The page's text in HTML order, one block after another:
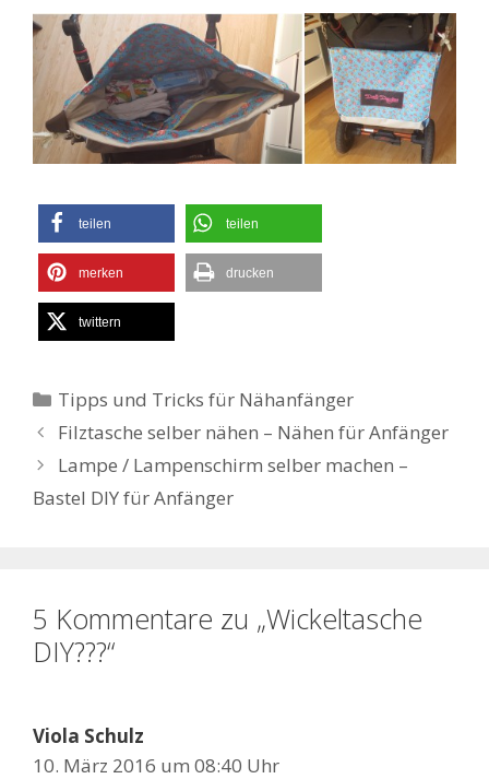
teilen teilen
merken drucken
twittern
Kategorien
Tipps und Tricks für Nähanfänger
Filztasche selber nähen – Nähen für Anfänger
Lampe / Lampenschirm selber machen –
Bastel DIY für Anfänger
5 Kommentare zu „Wickeltasche
DIY???“
Viola Schulz
10. März 2016 um 08:40 Uhr